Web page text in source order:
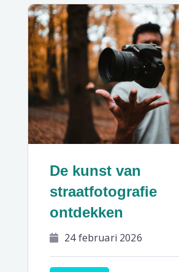
De kunst van
straatfotografie
ontdekken
24 februari 2026